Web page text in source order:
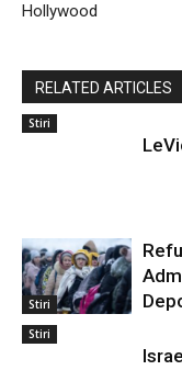
Hollywood
RELATED ARTICLES
Stiri
Stiri
Stiri